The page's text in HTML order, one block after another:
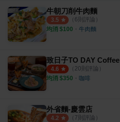
牛朝刀削牛肉麵
3.5 （ 6則評論）
均消 $100 ・ 牛肉麵
致日子TO DAY Coffee
4.6 （ 20則評論）
均消 $350 ・ 咖啡
外省麵-慶雲店
4.2 （ 7則評論）